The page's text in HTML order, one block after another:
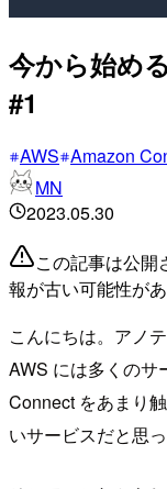
今から始め
#1
AWS Amazon
MN
2023.05.30
この記事は公開
報が古い可能性が
こんにちは。アノ
AWS には多くのサ
Connect をあまり
いサービスだと思っ